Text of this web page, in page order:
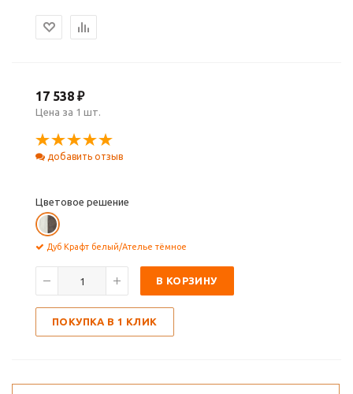
17 538 ₽
Цена за 1 шт.
добавить отзыв
Цветовое решение
Дуб Крафт белый/Ателье тёмное
В КОРЗИНУ
ПОКУПКА В 1 КЛИК